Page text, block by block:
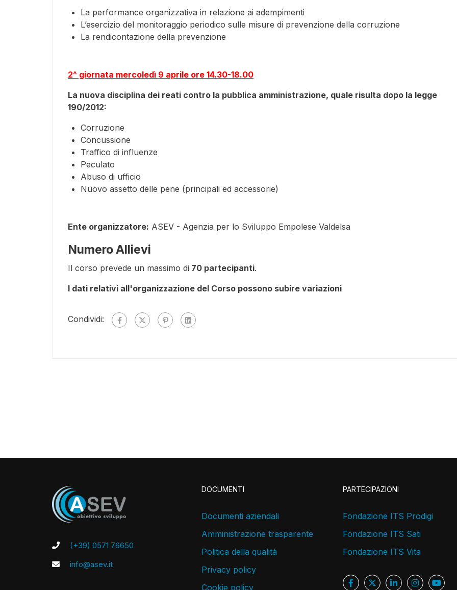
La performance organizzativa in relazione ai adempimenti
L’esercizio del monitoraggio periodico sulle misure di prevenzione della corruzione
La rendicontazione della prevenzione
2^ giornata mercoledì 9 aprile ore 14.30-18.00
La nuova disciplina dei reati contro la pubblica amministrazione, quale risulta dopo la legge
190/2012:
Corruzione
Concussione
Traffico di influenze
Peculato
Abuso di ufficio
Nuovo assetto delle pene (principali ed accessorie)
Ente organizzatore: ASEV - Agenzia per lo Sviluppo Empolese Valdelsa
Numero Allievi
Il corso prevede un massimo di 70 partecipanti.
I dati relativi all'organizzazione del Corso possono subire variazioni
Condividi:
(+39) 0571 76650
info@asev.it
DOCUMENTI
Documenti aziendali
Amministrazione trasparente
Politica della qualità
Privacy policy
Cookie policy
PARTECIPAZIONI
Fondazione ITS Prodigi
Fondazione ITS Sati
Fondazione ITS Vita